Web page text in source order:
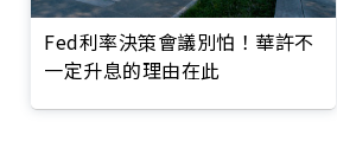
Fed利率決策會議別怕！華許不
一定升息的理由在此